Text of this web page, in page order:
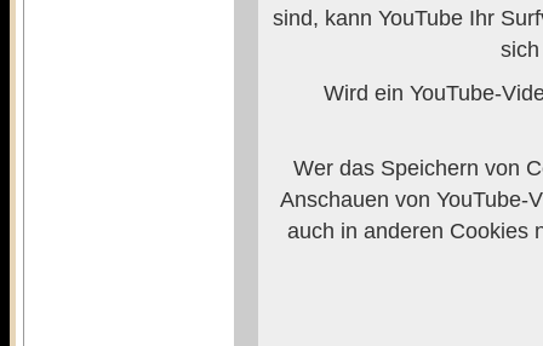
sind, kann YouTube Ihr
Wird ein YouTube-
Wer das Speichern von
Anschauen von YouTube-
auch in anderen Cookies